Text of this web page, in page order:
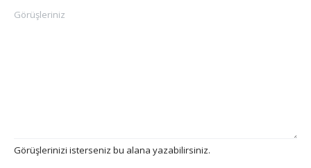
Görüşleriniz
Görüşlerinizi isterseniz bu alana yazabilirsiniz.